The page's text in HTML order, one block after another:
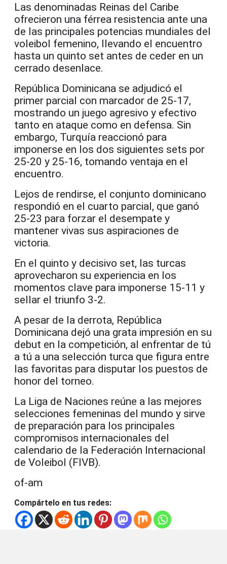
Las denominadas Reinas del Caribe
ofrecieron una férrea resistencia ante una
de las principales potencias mundiales del
voleibol femenino, llevando el encuentro
hasta un quinto set antes de ceder en un
cerrado desenlace.
República Dominicana se adjudicó el
primer parcial con marcador de 25-17,
mostrando un juego agresivo y efectivo
tanto en ataque como en defensa. Sin
embargo, Turquía reaccionó para
imponerse en los dos siguientes sets por
25-20 y 25-16, tomando ventaja en el
encuentro.
Lejos de rendirse, el conjunto dominicano
respondió en el cuarto parcial, que ganó
25-23 para forzar el desempate y
mantener vivas sus aspiraciones de
victoria.
En el quinto y decisivo set, las turcas
aprovecharon su experiencia en los
momentos clave para imponerse 15-11 y
sellar el triunfo 3-2.
A pesar de la derrota, República
Dominicana dejó una grata impresión en su
debut en la competición, al enfrentar de tú
a tú a una selección turca que figura entre
las favoritas para disputar los puestos de
honor del torneo.
La Liga de Naciones reúne a las mejores
selecciones femeninas del mundo y sirve
de preparación para los principales
compromisos internacionales del
calendario de la Federación Internacional
de Voleibol (FIVB).
of-am
Compártelo en tus redes: